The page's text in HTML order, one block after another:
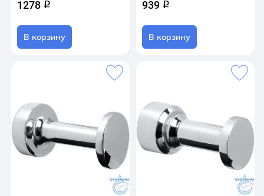
1278 q
В корзину
939 q
В корзину